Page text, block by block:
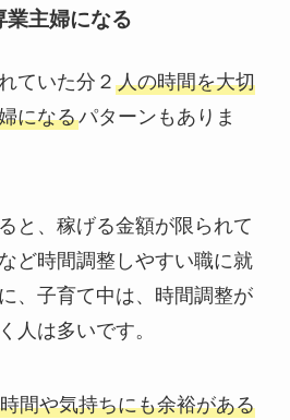
主婦になる
ていた分２ 人の時間を大切
になるパターンもありま
と、稼げる金額が限られて
ど時間調整しやすい職に就
、子育て中は、時間調整が
人は多いです。
間や気持ちにも余裕がある